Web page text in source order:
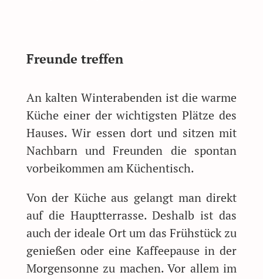
Freunde treffen
An kalten Winterabenden ist die warme
Küche einer der wichtigsten Plätze des
Hauses. Wir essen dort und sitzen mit
Nachbarn und Freunden die spontan
vorbeikommen am Küchentisch.
Von der Küche aus gelangt man direkt
auf die Hauptterrasse. Deshalb ist das
auch der ideale Ort um das Frühstück zu
genießen oder eine Kaffeepause in der
Morgensonne zu machen. Vor allem im